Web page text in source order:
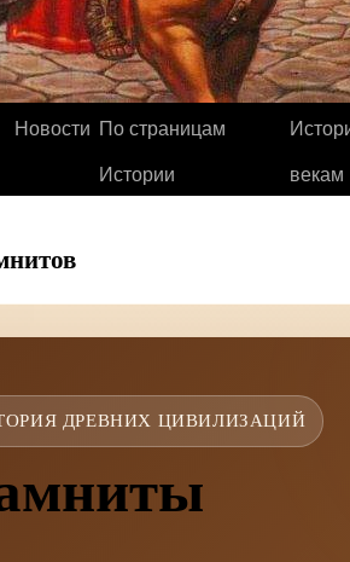
Новости По страницам
Истории
векам
ДРЕВНИХ ЦИВИЛИЗАЦИЙ